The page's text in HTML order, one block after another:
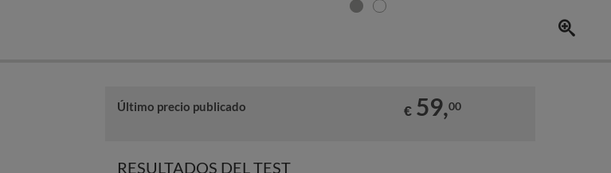
Último precio publicado € 59,00
RESULTADOS DEL TEST